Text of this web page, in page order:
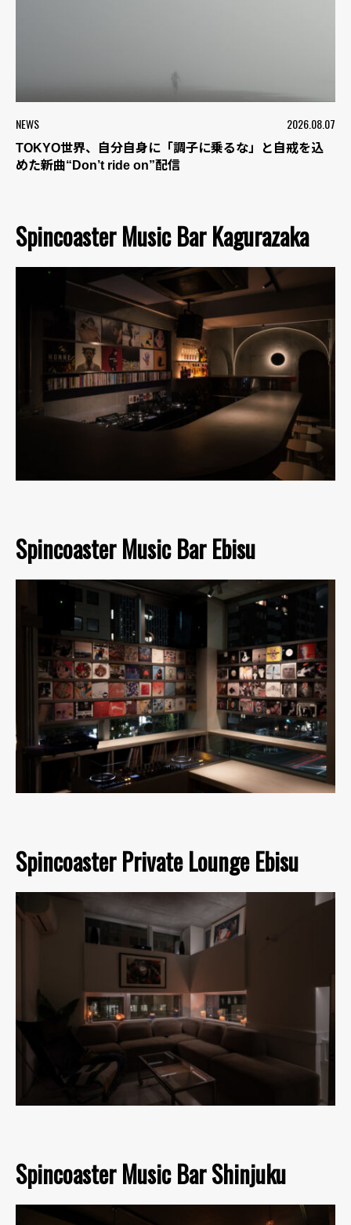
NEWS 2026.08.07
TOKYO世界、自分自身に「調子に乗るな」と自戒を込
めた新曲“Don’t ride on”配信
Spincoaster Music Bar Kagurazaka
Spincoaster Music Bar Ebisu
Spincoaster Private Lounge Ebisu
Spincoaster Music Bar Shinjuku